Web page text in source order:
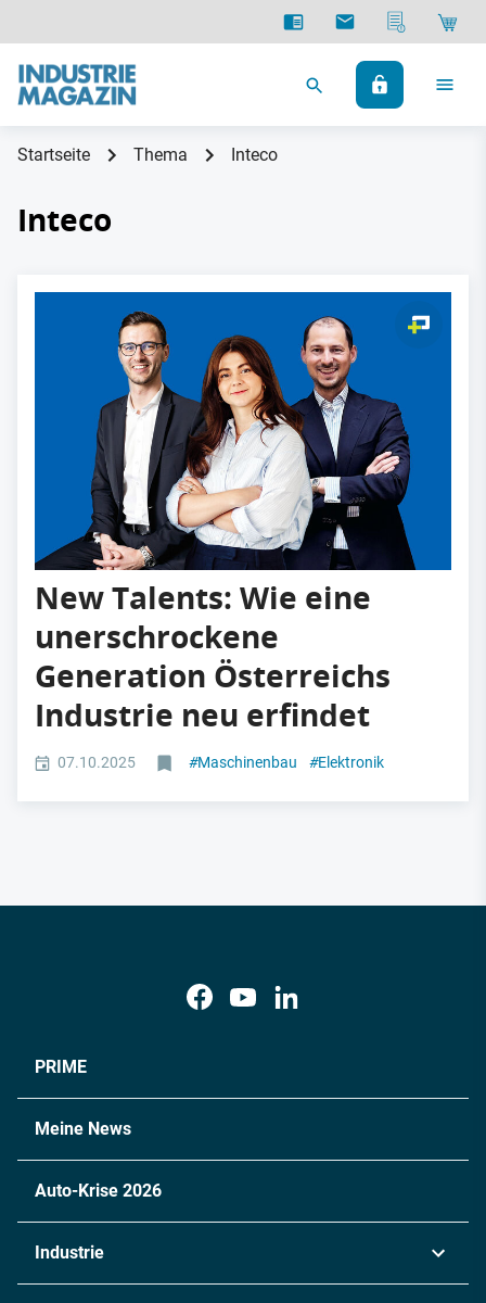
Startseite Thema Inteco
Inteco
New Talents: Wie eine
unerschrockene
Generation Österreichs
Industrie neu erfindet
07.10.2025 #Maschinenbau #Elektronik
PRIME
Meine News
Auto-Krise 2026
Industrie